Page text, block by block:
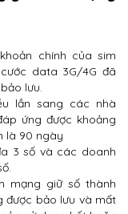
chính của sim
cước data 3G/4G đã
lưu.
lần sang các nhà
ứng được khoảng
là 90 ngày
3 số và các doanh
mạng giữ số thành
được bảo lưu và mất